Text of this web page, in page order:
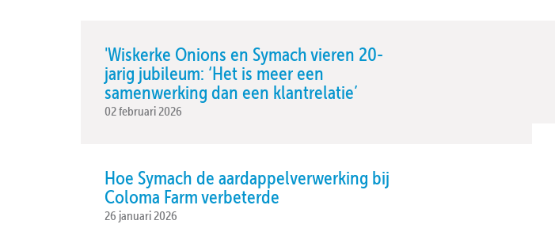
'Wiskerke Onions en Symach vieren 20-
jarig jubileum: ‘Het is meer een
samenwerking dan een klantrelatie’
02 februari 2026
Hoe Symach de aardappelverwerking bij
Coloma Farm verbeterde
26 januari 2026